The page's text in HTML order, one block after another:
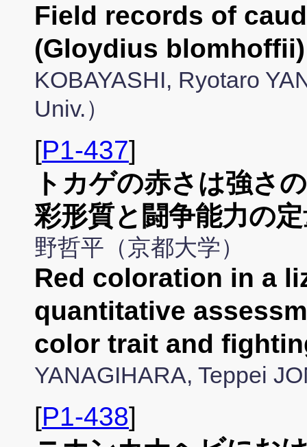
Field records of
(Gloydius
KOBAYASHI, Ryotaro
Univ.）
[P1-437]
トカゲの赤さは強さ
彩形質と闘争能力の
野哲平（京都大学）
Red coloration in a
quantitative
color trait and
YANAGIHARA, Teppei
[P1-438]